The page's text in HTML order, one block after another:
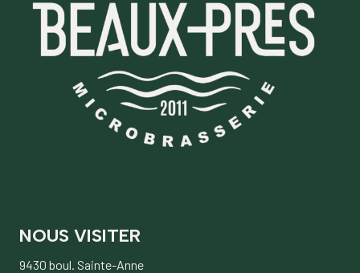
NOUS VISITER
9430 boul. Sainte-Anne